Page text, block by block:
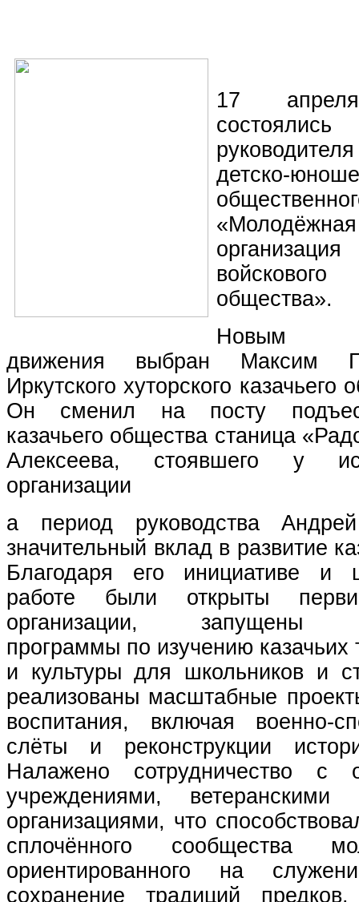
17
общества».
Новым
движения выбран Максим
Иркутского хуторского
Он сменил на посту
казачьего общества станица
Алексеева, стоявшего у
организации
а период руководства
значительный вклад в развитие
Благодаря его инициативе и
работе были открыты
организации, запущены
программы по изучению казачьих
и культуры для школьников и
реализованы масштабные
воспитания, включая
слёты и реконструкции
Налажено сотрудничество с
учреждениями,
организациями, что
сплочённого сообщества
ориентированного на
сохранение традиций